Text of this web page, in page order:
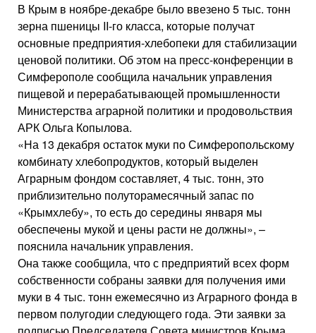
В Крым в ноябре-декабре было ввезено 5 тыс. тонн
зерна пшеницы II-го класса, которые получат
основные предприятия-хлебопеки для стабилизации
ценовой политики. Об этом на пресс-конференции в
Симферополе сообщила начальник управления
пищевой и перерабатывающей промышленности
Министерства аграрной политики и продовольствия
АРК Ольга Копылова.
«На 13 декабря остаток муки по Симферопольскому
комбинату хлебопродуктов, который выделен
Аграрным фондом составляет, 4 тыс. тонн, это
приблизительно полуторамесячный запас по
«Крымхлебу», то есть до середины января мы
обеспечены мукой и цены расти не должны», –
пояснила начальник управления.
Она также сообщила, что с предприятий всех форм
собственности собраны заявки для получения ими
муки в 4 тыс. тонн ежемесячно из Аграрного фонда в
первом полугодии следующего года. Эти заявки за